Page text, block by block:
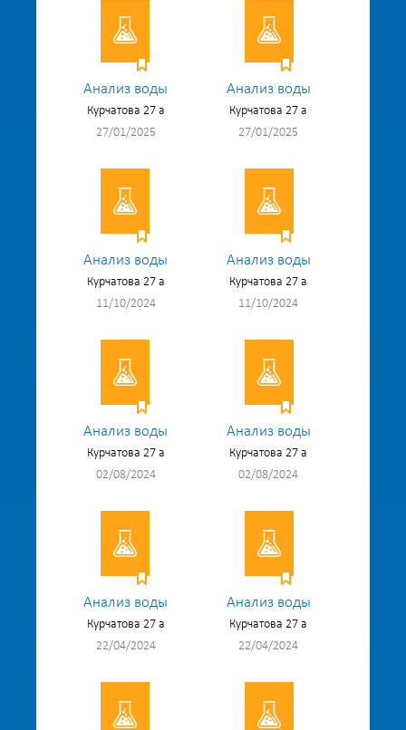
Анализ воды
Курчатова 27 а
27/01/2025
Анализ воды
Курчатова 27 а
27/01/2025
Анализ воды
Курчатова 27 а
11/10/2024
Анализ воды
Курчатова 27 а
11/10/2024
Анализ воды
Курчатова 27 а
02/08/2024
Анализ воды
Курчатова 27 а
02/08/2024
Анализ воды
Курчатова 27 а
22/04/2024
Анализ воды
Курчатова 27 а
22/04/2024